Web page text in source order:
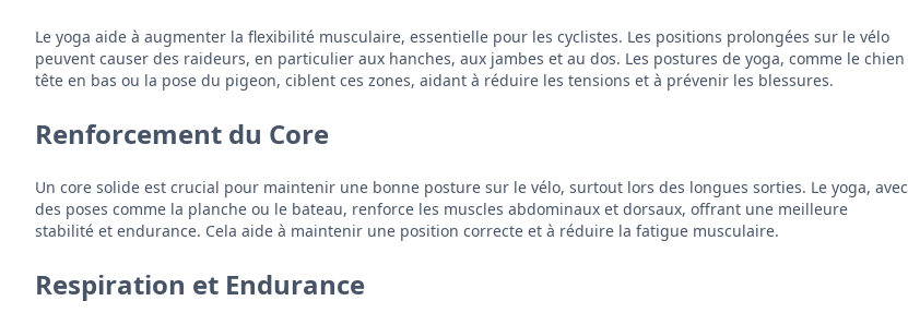
Le yoga aide à augmenter la flexibilité musculaire, essentielle pour les cyclistes. Les positions prolongées sur le vélo
peuvent causer des raideurs, en particulier aux hanches, aux jambes et au dos. Les postures de yoga, comme le chien
tête en bas ou la pose du pigeon, ciblent ces zones, aidant à réduire les tensions et à prévenir les blessures.
Renforcement du Core
Un core solide est crucial pour maintenir une bonne posture sur le vélo, surtout lors des longues sorties. Le yoga, avec
des poses comme la planche ou le bateau, renforce les muscles abdominaux et dorsaux, offrant une meilleure
stabilité et endurance. Cela aide à maintenir une position correcte et à réduire la fatigue musculaire.
Respiration et Endurance